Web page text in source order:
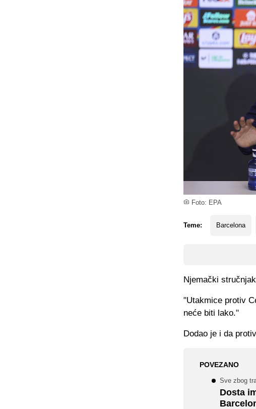
Foto: EPA
Teme: Barcelona
Njemački
"Utakmice protiv
neće biti lako."
Dodao je i da
POVEZANO
Sve zbog
Dosta